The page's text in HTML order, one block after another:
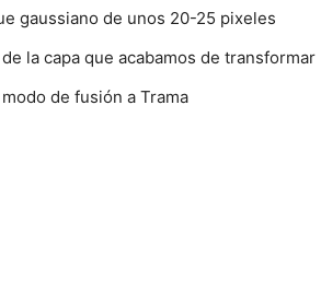
gaussiano de unos 20-25 pixeles
la capa que acabamos de transformar
de fusión a Trama